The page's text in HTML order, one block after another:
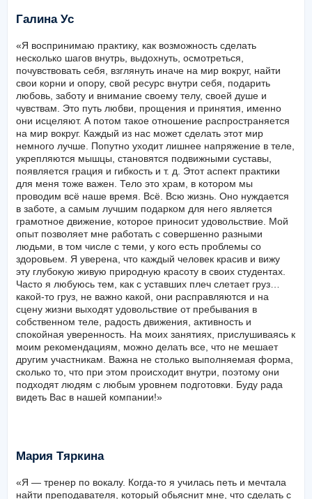
Галина Ус
«Я воспринимаю практику, как возможность сделать
несколько шагов внутрь, выдохнуть, осмотреться,
почувствовать себя, взглянуть иначе на мир вокруг, найти
свои корни и опору, свой ресурс внутри себя, подарить
любовь, заботу и внимание своему телу, своей душе и
чувствам. Это путь любви, прощения и принятия, именно
они исцеляют. А потом такое отношение распространяется
на мир вокруг. Каждый из нас может сделать этот мир
немного лучше. Попутно уходит лишнее напряжение в теле,
укрепляются мышцы, становятся подвижными суставы,
появляется грация и гибкость и т. д. Этот аспект практики
для меня тоже важен. Тело это храм, в котором мы
проводим всё наше время. Всё. Всю жизнь. Оно нуждается
в заботе, а самым лучшим подарком для него является
грамотное движение, которое приносит удовольствие. Мой
опыт позволяет мне работать с совершенно разными
людьми, в том числе с теми, у кого есть проблемы со
здоровьем. Я уверена, что каждый человек красив и вижу
эту глубокую живую природную красоту в своих студентах.
Часто я любуюсь тем, как с уставших плеч слетает груз…
какой-то груз, не важно какой, они расправляются и на
сцену жизни выходят удовольствие от пребывания в
собственном теле, радость движения, активность и
спокойная уверенность. На моих занятиях, прислушиваясь к
моим рекомендациям, можно делать все, что не мешает
другим участникам. Важна не столько выполняемая форма,
сколько то, что при этом происходит внутри, поэтому они
подходят людям с любым уровнем подготовки. Буду рада
видеть Вас в нашей компании!»
«Я — тренер по вокалу. Когда-то я училась петь и мечтала